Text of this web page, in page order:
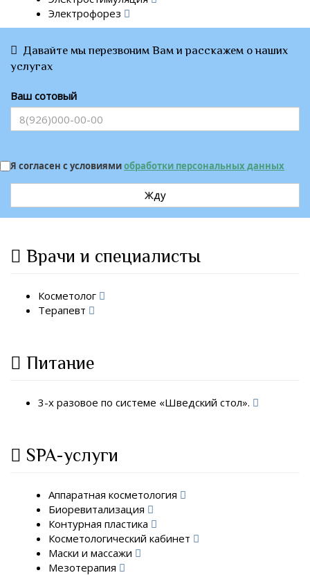
Электрофорез
Давайте мы перезвоним Вам и расскажем о наших
услугах
Ваш сотовый
Я согласен с условиямиобработки персональных данных
Жду
Врачи и специалисты
Косметолог
Терапевт
Питание
3-х разовое по системе «Шведский стол».
SPA-услуги
Аппаратная косметология
Биоревитализация
Контурная пластика
Косметологический кабинет
Маски и массажи
Мезотерапия